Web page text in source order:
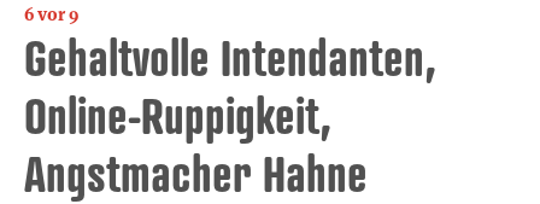
6 vor 9
Gehaltvolle Intendanten,
Online-Ruppigkeit,
Angstmacher Hahne